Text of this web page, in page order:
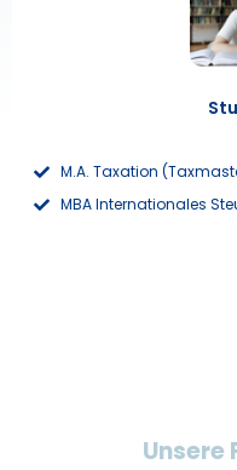
M.A. Taxation
MBA Internationales
Unsere